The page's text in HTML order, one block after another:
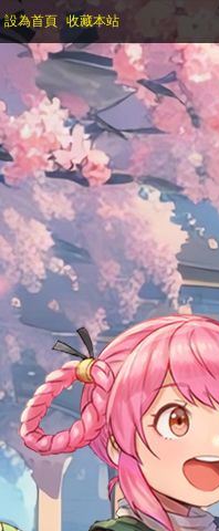
設為首頁 收藏本站